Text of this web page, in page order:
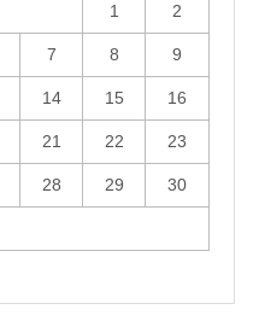
1 2
7 8 9
14 15 16
21 22 23
28 29 30